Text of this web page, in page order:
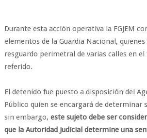
Durante esta acción operativa la FGJEM
elementos de la Guardia Nacional,
resguardo perimetral de varias calles en
referido.
El detenido fue puesto a disposición del
Público quien se encargará de determinar
sin embargo, este sujeto debe ser
que la Autoridad Judicial determine una